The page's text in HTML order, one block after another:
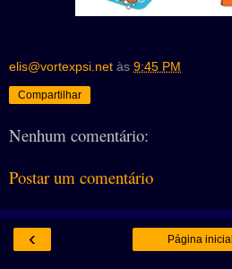
elis@vortexpsi.net às 9:45 PM
Compartilhar
Nenhum comentário:
Postar um comentário
‹ Página inicial